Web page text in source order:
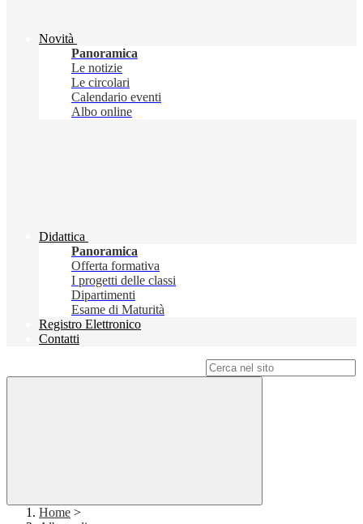
Novità
Panoramica
Le notizie
Le circolari
Calendario eventi
Albo online
Didattica
Panoramica
Offerta formativa
I progetti delle classi
Dipartimenti
Esame di Maturità
Registro Elettronico
Contatti
Home >